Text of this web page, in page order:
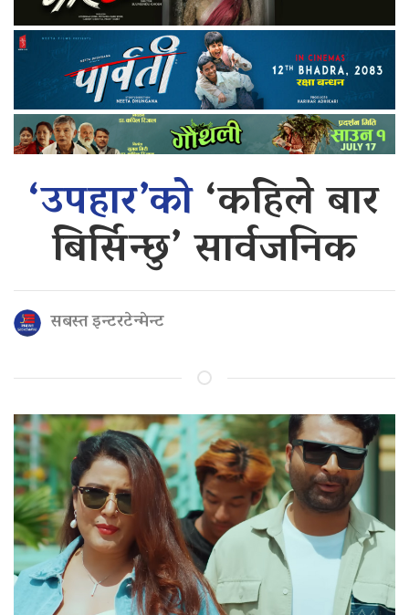
‘उपहार’को‘कहिले बार
बिर्सिन्छु’ सार्वजनिक
सबस्त इन्टरटेन्मेन्ट